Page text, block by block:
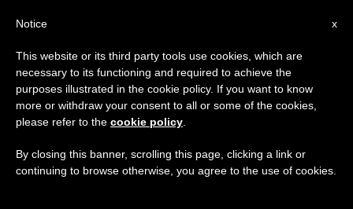
Tomasi: “Gli organismi
internazionali abbiano una
concezione più realistica della
x
Notice
This website or its third party tools use cookies, which are
necessary to its functioning and required to achieve the
purposes illustrated in the cookie policy. If you want to know
more or withdraw your consent to all or some of the cookies,
please refer to the cookie policy
By closing this banner, scrolling this page, clicking a link or
continuing to browse otherwise, you agree to the use of cookies.